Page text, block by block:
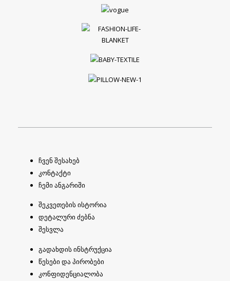
ჩვენ შესახებ
კონტაქტი
ჩემი ანგარიში
შეკვეთების ისტორია
დეტალური ძებნა
შესვლა
გადახდის ინსტრუქცია
წესები და პირობები
კონფიდენციალობა